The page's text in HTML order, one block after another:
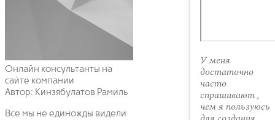
Онлайн консультанты на
сайте компании
Автор: Кинзябулатов Рамиль
Все мы не единожды видели
У меня
достаточно
часто
спрашивают ,
чем я пользуюсь